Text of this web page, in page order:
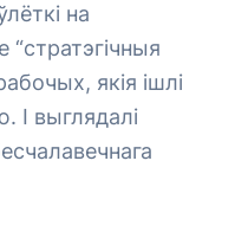
на
якія ішлі
І выглядалі